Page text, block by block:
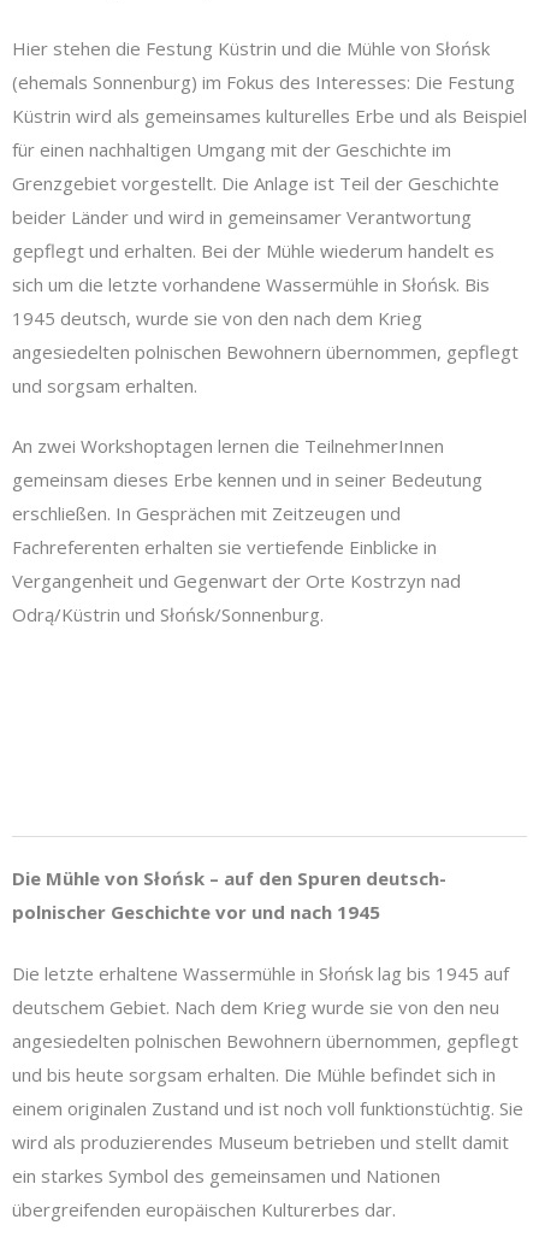
Hier stehen die Festung Küstrin und die Mühle von Słońsk
(ehemals Sonnenburg) im Fokus des Interesses: Die Festung
Küstrin wird als gemeinsames kulturelles Erbe und als Beispiel
für einen nachhaltigen Umgang mit der Geschichte im
Grenzgebiet vorgestellt. Die Anlage ist Teil der Geschichte
beider Länder und wird in gemeinsamer Verantwortung
gepflegt und erhalten. Bei der Mühle wiederum handelt es
sich um die letzte vorhandene Wassermühle in Słońsk. Bis
1945 deutsch, wurde sie von den nach dem Krieg
angesiedelten polnischen Bewohnern übernommen, gepflegt
und sorgsam erhalten.
An zwei Workshoptagen lernen die TeilnehmerInnen
gemeinsam dieses Erbe kennen und in seiner Bedeutung
erschließen. In Gesprächen mit Zeitzeugen und
Fachreferenten erhalten sie vertiefende Einblicke in
Vergangenheit und Gegenwart der Orte Kostrzyn nad
Odrą/Küstrin und Słońsk/Sonnenburg.
Die Mühle von Słońsk – auf den Spuren deutsch-
polnischer Geschichte vor und nach 1945
Die letzte erhaltene Wassermühle in Słońsk lag bis 1945 auf
deutschem Gebiet. Nach dem Krieg wurde sie von den neu
angesiedelten polnischen Bewohnern übernommen, gepflegt
und bis heute sorgsam erhalten. Die Mühle befindet sich in
einem originalen Zustand und ist noch voll funktionstüchtig. Sie
wird als produzierendes Museum betrieben und stellt damit
ein starkes Symbol des gemeinsamen und Nationen
übergreifenden europäischen Kulturerbes dar.